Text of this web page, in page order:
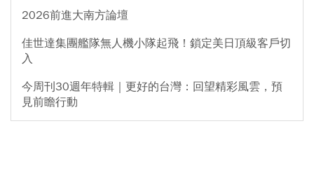
2026前進大南方論壇
佳世達集團艦隊無人機小隊起飛！鎖定美日頂級客戶切
入
今周刊30週年特輯｜更好的台灣：回望精彩風雲，預
見前瞻行動